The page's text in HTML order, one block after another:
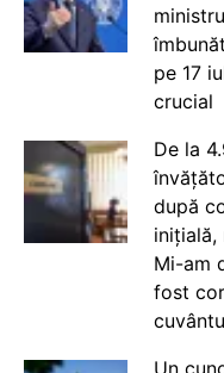
pe 17
crucial
De la
după
inițială,
Mi-am
fost
Un